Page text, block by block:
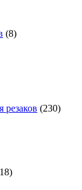
(8)
резаков (230)